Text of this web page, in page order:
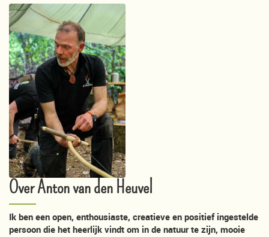
Over Anton van den Heuvel
Ik ben een open, enthousiaste, creatieve en positief ingestelde
persoon die het heerlijk vindt om in de natuur te zijn, mooie